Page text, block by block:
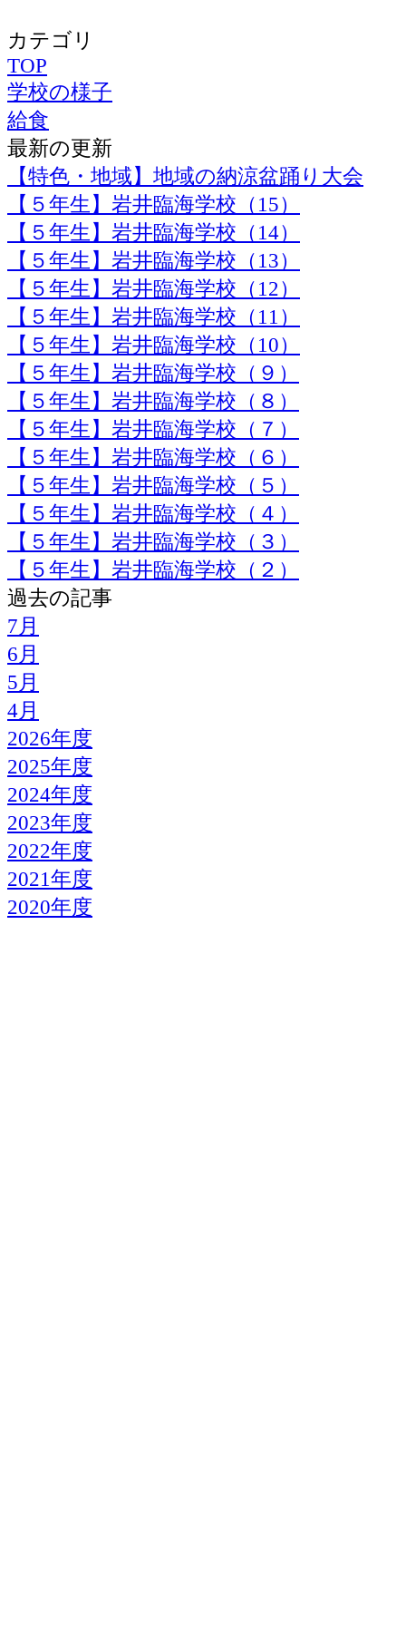
カテゴリ
TOP
学校の様子
給食
最新の更新
【特色・地域】地域の納涼盆踊り大会
【５年生】岩井臨海学校（15）
【５年生】岩井臨海学校（14）
【５年生】岩井臨海学校（13）
【５年生】岩井臨海学校（12）
【５年生】岩井臨海学校（11）
【５年生】岩井臨海学校（10）
【５年生】岩井臨海学校（９）
【５年生】岩井臨海学校（８）
【５年生】岩井臨海学校（７）
【５年生】岩井臨海学校（６）
【５年生】岩井臨海学校（５）
【５年生】岩井臨海学校（４）
【５年生】岩井臨海学校（３）
【５年生】岩井臨海学校（２）
過去の記事
7月
6月
5月
4月
2026年度
2025年度
2024年度
2023年度
2022年度
2021年度
2020年度